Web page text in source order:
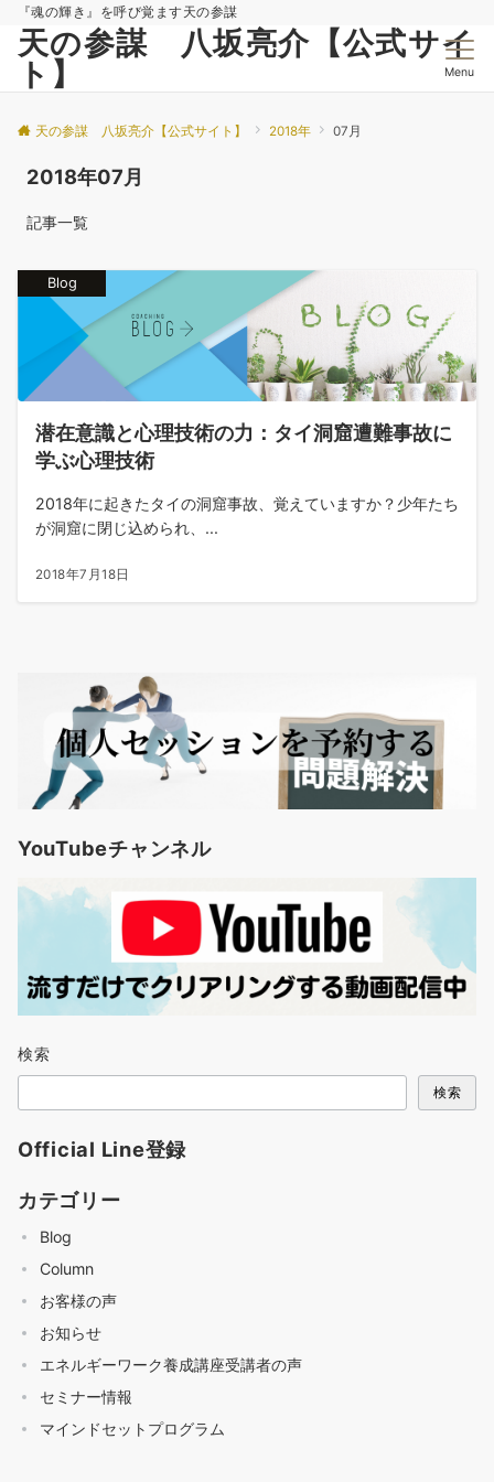
『魂の輝き』を呼び覚ます天の参謀
天の参謀 八坂亮介【公式サイ
ト】
Menu
天の参謀 八坂亮介【公式サイト】 2018年 07月
2018年07月
記事一覧
Blog
潜在意識と心理技術の力：タイ洞窟遭難事故に
学ぶ心理技術
2018年に起きたタイの洞窟事故、覚えていますか？少年たち
が洞窟に閉じ込められ、...
2018年7月18日
YouTubeチャンネル
検索
検索
Official Line登録
カテゴリー
Blog
Column
お客様の声
お知らせ
エネルギーワーク養成講座受講者の声
セミナー情報
マインドセットプログラム